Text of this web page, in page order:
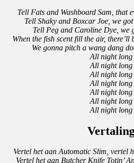
Tell Fats and Washboard Sam, that
Tell Shaky and Boxcar Joe, we
Tell Peg and Caroline Dye, we
When the fish scent fill the air, there’ll
We gonna pitch a wang dang
All night long
All night long
All night long
All night long
All night long
All night long
All night long
Vertel het aan Automatic Slim, vertel
Vertel het aan Butcher Knife Totin’